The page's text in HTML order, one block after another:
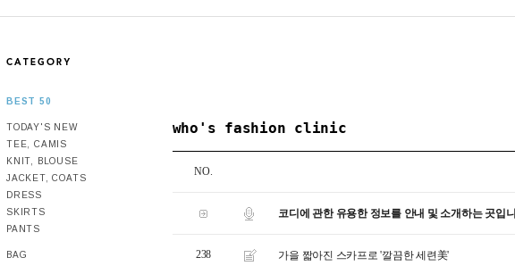
BEST 50
TODAY'S NEW
TEE, CAMIS
KNIT, BLOUSE
JACKET, COATS
DRESS
SKIRTS
PANTS
BAG
who's fashion clinic
NO.
코디에 관한 유용한 정보를 안내 및 소개하는 곳입
238 가을 짧아진 스카프로 '깔끔한 세련美'